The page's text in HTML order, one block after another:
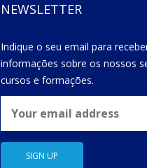
NEWSLETTER
Indique o seu email para
informações sobre os nossos
cursos e formações.